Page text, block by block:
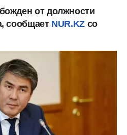
от должности
сообщает NUR.KZ со